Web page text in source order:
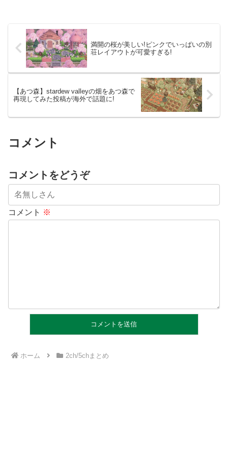
満開の桜が美しい!ピンクでいっぱいの別
荘レイアウトが可愛すぎる!
【あつ森】stardew valleyの畑をあつ森で
再現してみた投稿が海外で話題に!
コメント
コメントをどうぞ
コメント ※
ホーム 2ch/5chまとめ